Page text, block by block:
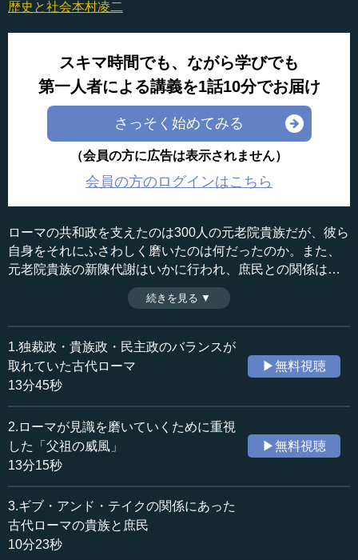
歴史と社会本村凌二
スキマ時間でも、ながら学びでも
第一人者による講義を1話10分でお届け
さっそく始めてみる
（会員の方に広告は表示されません）
会員の方のログインはこちら
ローマの共和政を支えたのは300人の元老院貴族だが、彼ら
自身をそれにふさわしく磨いたのは何だったのか。また、
元老院貴族の新陳代謝はいかに行われ、庶民との関係はど
のように結ばれていたのだろうか。（全4話中第3話）
※インタビュアー：川上達史（テンミニッツTV編集長）
収録日：2019年12月19日
追加日：2020年5月16日
カテゴリー：
歴史・民族
●息子の教育を人任せにする父を「恥」と考えたロー
マ人
―― 権威を身につけるための教育システムというと違和
感があるかもしれませんが、前回の「父祖の威風」以外
に、ローマで元老の立場の人たちが切磋琢磨するような場
というものは何かあったのでしょうか。
続きを見る ▼
1.独裁政・貴族政・民主政のバランスが
取れていた古代ローマ
13分45秒
▶無料視聴
2.ローマが見識を磨いていくために重視
した「父祖の威風」
13分15秒
▶無料視聴
3.ギブ・アンド・テイクの関係にあった
古代ローマの貴族と庶民
10分23秒